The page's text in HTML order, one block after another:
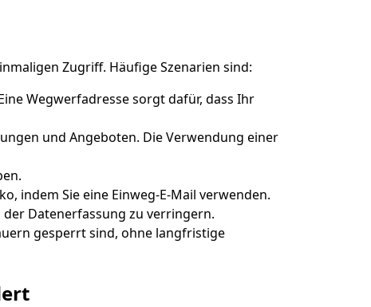
Zugriff. Häufige Szenarien sind:
Wegwerfadresse sorgt dafür, dass Ihr
und Angeboten. Die Verwendung einer
indem Sie eine Einweg-E-Mail verwenden.
Datenerfassung zu verringern.
gesperrt sind, ohne langfristige